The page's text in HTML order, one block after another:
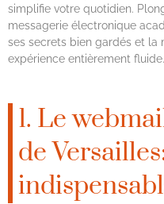
simplifie votre quotidien.
messagerie électronique
ses secrets bien gardés et la
expérience entièrement fluide.
1. Le
de